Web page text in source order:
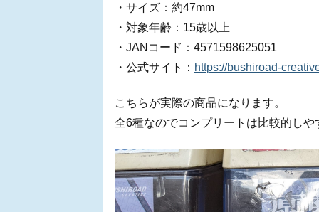
・サイズ：約47mm
・対象年齢：15歳以上
・JANコード：4571598625051
・公式サイト： https://bushiroad-
こちらが実際の商品になります。
全6種なのでコンプリートは比較的しや